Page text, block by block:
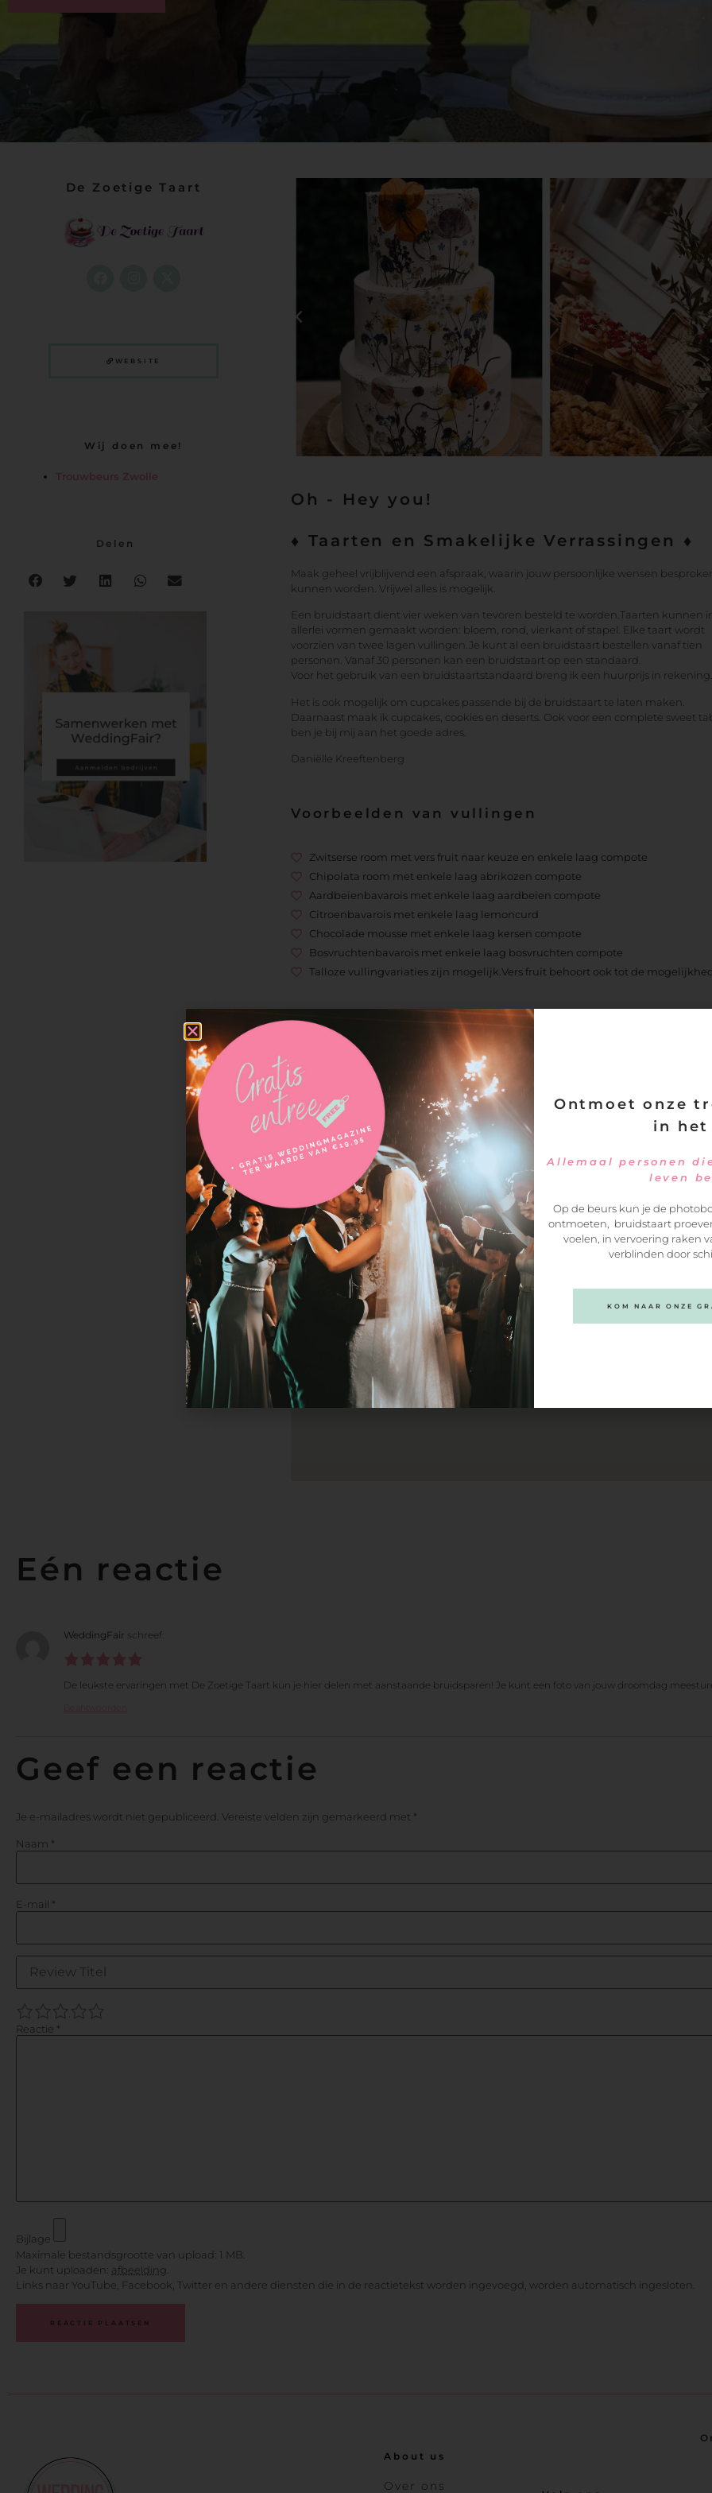
De Zoetige Taart
WEBSITE
Wij doen mee!
Trouwbeurs Zwolle
Delen
Oh - Hey you!
♦ Taarten en Smakelijke Verrassingen ♦
Maak geheel vrijblijvend een afspraak, waarin jouw persoonlijke wensen
kunnen worden. Vrijwel alles is mogelijk.
Een bruidstaart dient vier weken van tevoren besteld te worden.Taarten kunnen
allerlei vormen gemaakt worden: bloem, rond, vierkant of stapel. Elke taart wordt
voorzien van twee lagen vullingen.Je kunt al een bruidstaart bestellen vanaf tien
personen. Vanaf 30 personen kan een bruidstaart op een standaard.
Voor het gebruik van een bruidstaartstandaard breng ik een huurprijs in rekening.
Het is ook mogelijk om cupcakes passende bij de bruidstaart te laten maken.
Daarnaast maak ik cupcakes, cookies en deserts. Ook voor een complete sweet
ben je bij mij aan het goede adres.
Daniëlle Kreeftenberg
Voorbeelden van vullingen
Zwitserse room met vers fruit naar keuze en enkele laag compote
Chipolata room met enkele laag abrikozen compote
Aardbeienbavarois met enkele laag aardbeien compote
Citroenbavarois met enkele laag lemoncurd
Chocolade mousse met enkele laag kersen compote
Bosvruchtenbavarois met enkele laag bosvruchten compote
Talloze vullingvariaties zijn mogelijk.Vers fruit behoort ook tot de
De Zoetige Taart
De Zoetige Taart
Korhoenweg 18
Havelte
Wij leveren onder andere in Drenthe,
Friesland, Groningen en Overijssel
from you!
Wees dus geen vreemde en gebruik het
formulier op deze pagina om contact
Eén reactie
WeddingFair schreef:
De leukste ervaringen met De Zoetige Taart kun je hier delen met aanstaande bruidsparen! Je kunt een foto van jouw droomdag
Beantwoorden
Geef een reactie
Je e-mailadres wordt niet gepubliceerd. Vereiste velden zijn gemarkeerd met *
Naam *
E-mail *
5
4
3
2
Reactie *
Bijlage
Maximale bestandsgrootte van upload: 1 MB.
Je kunt uploaden: afbeelding
Links naar YouTube, Facebook, Twitter en andere diensten die in de reactietekst worden ingevoegd, worden automatisch ingesloten.
About us
Over ons
Ontmoet onze
in het
Allemaal personen
leven
Op de beurs kun je de
ontmoeten, bruidstaart
voelen, in vervoering raken
verblinden door
KOM NAAR ONZE